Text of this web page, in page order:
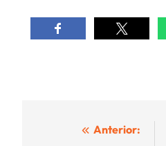
Navegación
Anterior: